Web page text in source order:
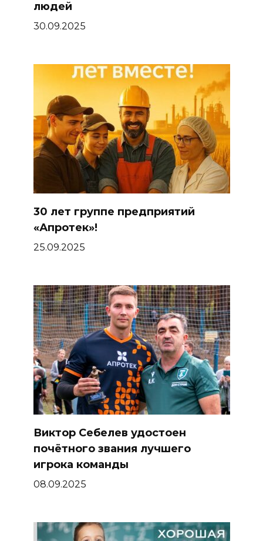
людей
30.09.2025
30 лет группе предприятий
«Апротек»!
25.09.2025
Виктор Себелев удостоен
почётного звания лучшего
игрока команды
08.09.2025